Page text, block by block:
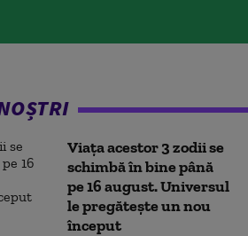
Viața acestor 3 zodii se
schimbă în bine până
pe 16 august. Universul
le pregătește un nou
început